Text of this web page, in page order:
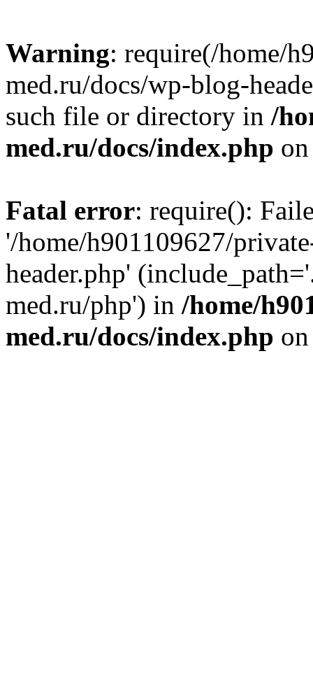
Warning: require(/home/
med.ru/docs/wp-blog-
such file or directory in /
med.ru/docs/index.php
Fatal error: require():
'/home/h901109627/
header.php'
med.ru/php') in /home/
med.ru/docs/index.php